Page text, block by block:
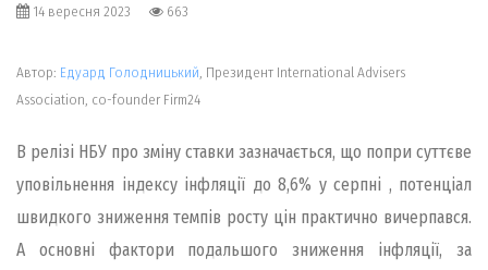
14 вересня 2023 663
Автор: Едуард Голодницький , Президент International Advisers
Association, co-founder Firm24
В релізі НБУ про зміну ставки зазначається, що попри суттєве
уповільнення індексу інфляції до 8,6% у серпні , потенціал
швидкого зниження темпів росту цін практично вичерпався.
А основні фактори подальшого зниження інфляції, за